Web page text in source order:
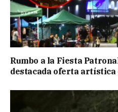
Rumbo a la Fiesta
destacada oferta artística